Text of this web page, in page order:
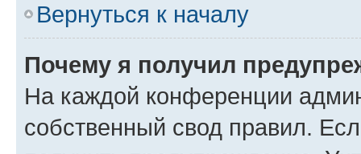
Вернуться к началу
Почему я получил
На каждой конференции
собственный свод правил.